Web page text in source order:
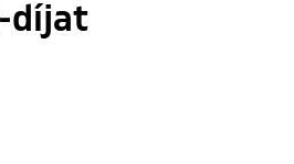
díjat